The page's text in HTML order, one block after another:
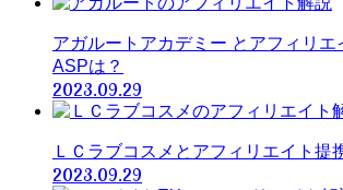
アガルートアカデミー とアフィリエ
ASPは？
2023.09.29
ＬＣラブコスメとアフィリエイト提
2023.09.29